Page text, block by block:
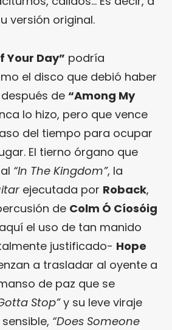
versión original.
Your Day” podría
el disco que debió haber
de “Among My
lo hizo, pero que vence
del tiempo para ocupar
El tierno órgano que
“In The Kingdom”, la
ejecutada por Roback,
de Colm Ó Cíosóig
el uso de tan manido
justificado- Hope
a trasladar al oyente a
de paz que se
Stop”y su leve viraje
“Does Someone